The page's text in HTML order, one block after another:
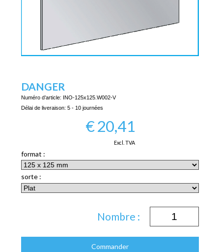
DANGER
Numéro d’article:
INO-125x125.W002-V
Délai de liveraison: 5 - 10 journées
€20,41
Excl. TVA
format :
sorte :
Nombre :
Commander